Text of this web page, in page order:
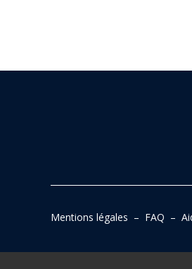
Mentions légales – FAQ –